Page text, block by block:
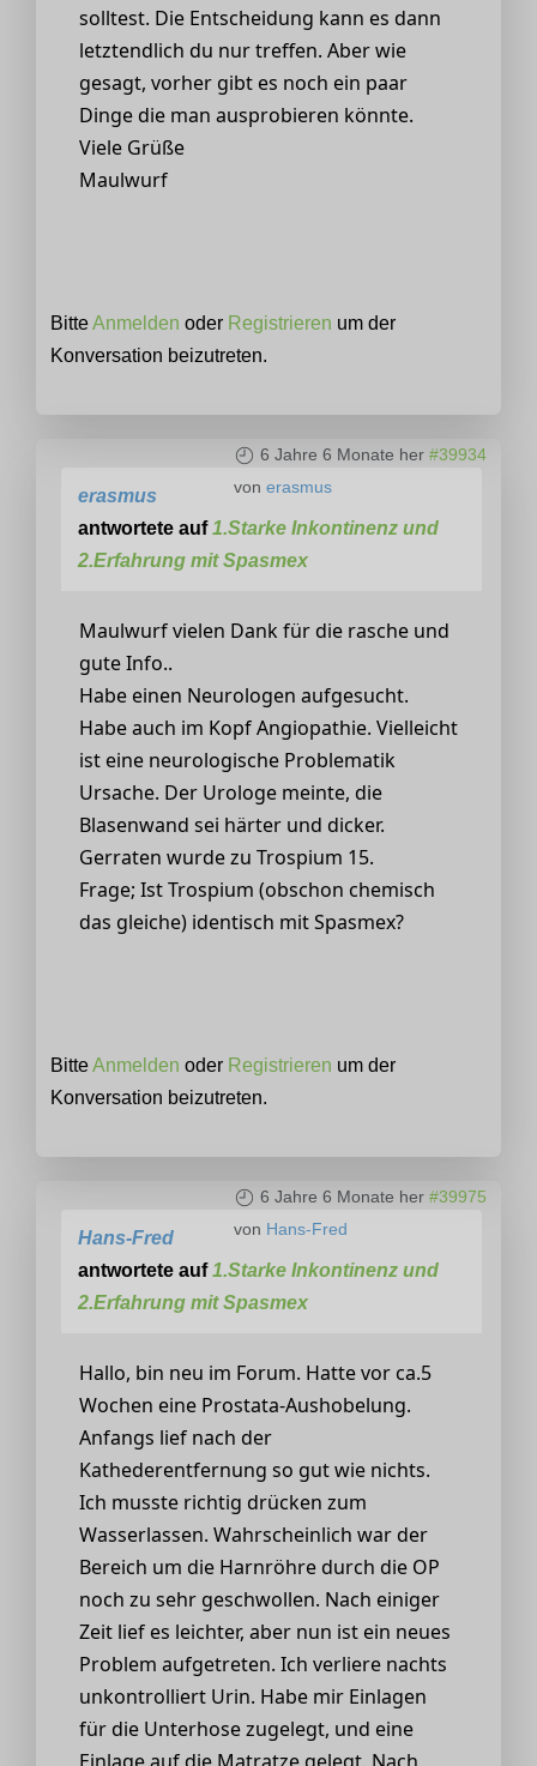
solltest. Die Entscheidung kann es dann
letztendlich du nur treffen. Aber wie
gesagt, vorher gibt es noch ein paar
Dinge die man ausprobieren könnte.
Viele Grüße
Maulwurf
BitteAnmelden oder Registrieren um der
Konversation beizutreten.
6 Jahre 6 Monate her #39934
von erasmus
erasmus
antwortete auf1.Starke Inkontinenz und
2.Erfahrung mit Spasmex
Maulwurf vielen Dank für die rasche und
gute Info..
Habe einen Neurologen aufgesucht.
Habe auch im Kopf Angiopathie. Vielleicht
ist eine neurologische Problematik
Ursache. Der Urologe meinte, die
Blasenwand sei härter und dicker.
Gerraten wurde zu Trospium 15.
Frage; Ist Trospium (obschon chemisch
das gleiche) identisch mit Spasmex?
BitteAnmelden oder Registrieren um der
Konversation beizutreten.
6 Jahre 6 Monate her #39975
von Hans-Fred
Hans-Fred
antwortete auf1.Starke Inkontinenz und
2.Erfahrung mit Spasmex
Hallo, bin neu im Forum. Hatte vor ca.5
Wochen eine Prostata-Aushobelung.
Anfangs lief nach der
Kathederentfernung so gut wie nichts.
Ich musste richtig drücken zum
Wasserlassen. Wahrscheinlich war der
Bereich um die Harnröhre durch die OP
noch zu sehr geschwollen. Nach einiger
Zeit lief es leichter, aber nun ist ein neues
Problem aufgetreten. Ich verliere nachts
unkontrolliert Urin. Habe mir Einlagen
für die Unterhose zugelegt, und eine